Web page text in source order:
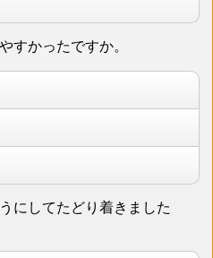
すかったですか。
にしてたどり着きました